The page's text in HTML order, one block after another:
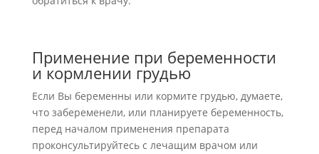
Применение при беременности
и кормлении грудью
Если Вы беременны или кормите грудью, думаете,
что забеременели, или планируете беременность,
перед началом применения препарата
проконсультируйтесь с лечащим врачом или